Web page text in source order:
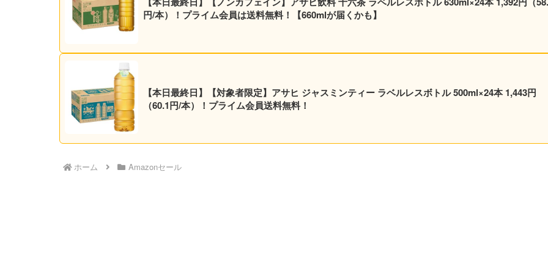
円/本）！プライム会員は送料無料！【660mlが届くかも】
【本日最終日】【対象者限定】アサヒ ジャスミンティー ラベルレスボトル 500ml×24本 1,443円
（60.1円/本）！プライム会員送料無料！
ホーム Amazonセール